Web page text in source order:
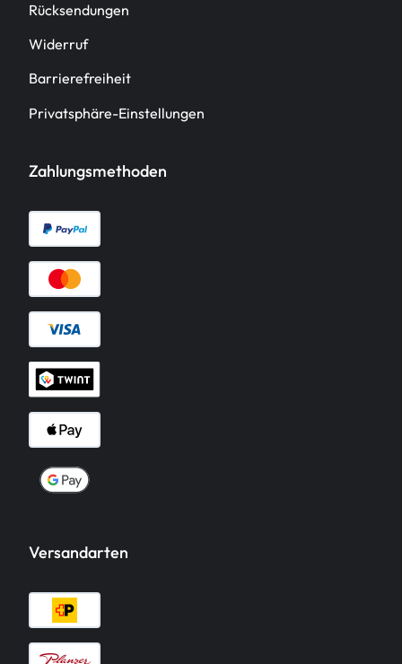
Rücksendungen
Widerruf
Barrierefreiheit
Privatsphäre-Einstellungen
Zahlungsmethoden
Versandarten